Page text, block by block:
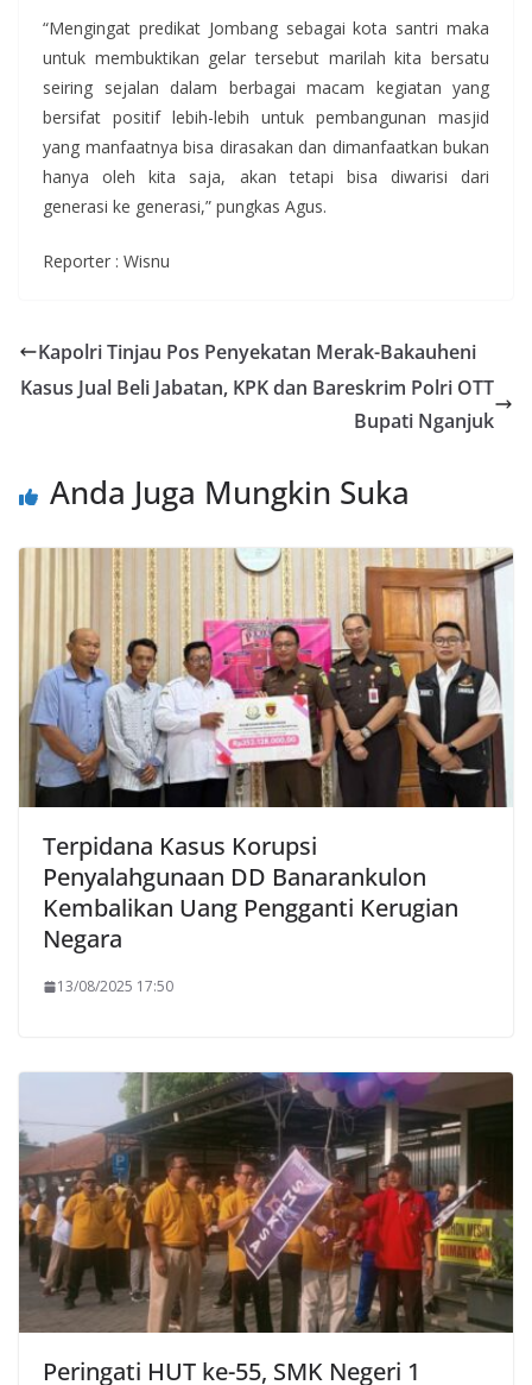
“Mengingat predikat Jombang sebagai kota santri maka
untuk membuktikan gelar tersebut marilah kita bersatu
seiring sejalan dalam berbagai macam kegiatan yang
bersifat positif lebih-lebih untuk pembangunan masjid
yang manfaatnya bisa dirasakan dan dimanfaatkan bukan
hanya oleh kita saja, akan tetapi bisa diwarisi dari
generasi ke generasi,” pungkas Agus.
Reporter : Wisnu
Kapolri Tinjau Pos Penyekatan Merak-Bakauheni
Kasus Jual Beli Jabatan, KPK dan Bareskrim Polri OTT
Bupati Nganjuk
Anda Juga Mungkin Suka
Terpidana Kasus Korupsi
Penyalahgunaan DD Banarankulon
Kembalikan Uang Pengganti Kerugian
Negara
13/08/2025 17:50
Peringati HUT ke-55, SMK Negeri 1